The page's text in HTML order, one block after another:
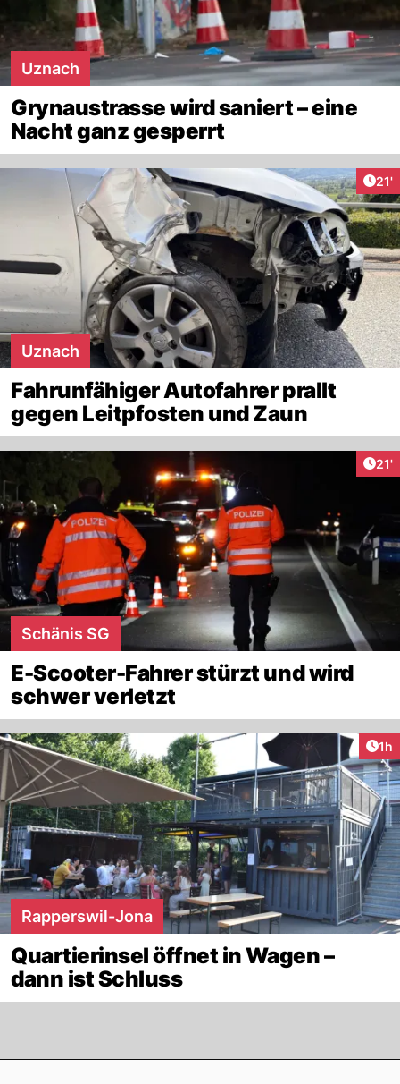
Uznach
Grynaustrasse wird saniert – eine
Nacht ganz gesperrt
21'
Uznach
Fahrunfähiger Autofahrer prallt
gegen Leitpfosten und Zaun
21'
Schänis SG
E-Scooter-Fahrer stürzt und wird
schwer verletzt
1h
Rapperswil-Jona
Quartierinsel öffnet in Wagen –
dann ist Schluss